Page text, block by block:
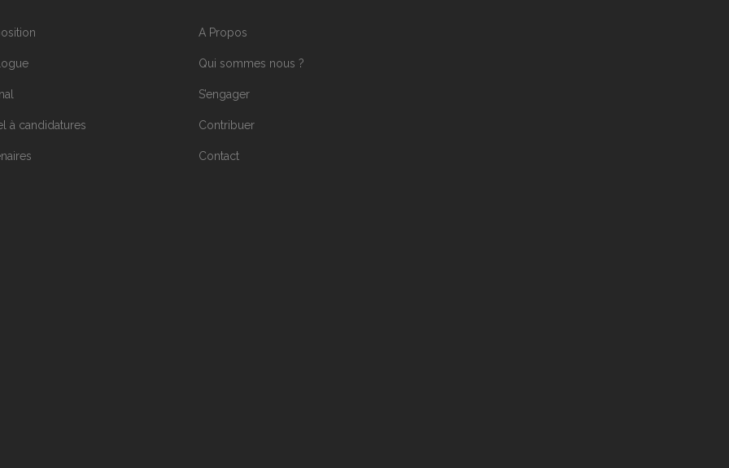
à candidatures
A Propos
Qui sommes nous ?
S’engager
Contribuer
Contact